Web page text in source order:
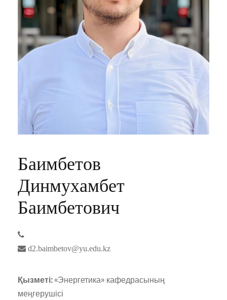
Баимбетов
Динмухамбет
Баимбетович
d2.baimbetov@yu.edu.kz
Қызметі:«Энергетика» кафедрасының
меңгерушісі